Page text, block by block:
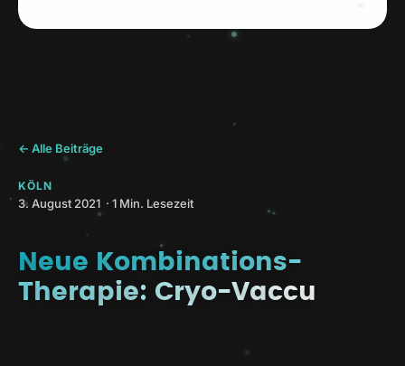
← Alle Beiträge
KÖLN
3. August 2021 · 1 Min. Lesezeit
Neue Kombinations-
Therapie: Cryo-Vaccu